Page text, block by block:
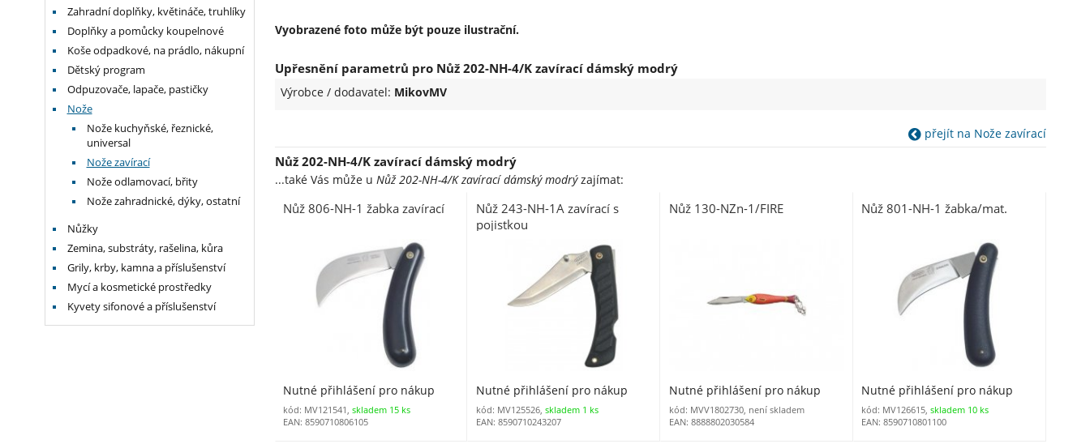
Vyobrazené foto může být pouze ilustrační.
Upřesnění parametrů pro Nůž 202-NH-4/K zavírací dámský modrý
Výrobce / dodavatel: MikovMV
přejít na Nože zavírací
Nůž 202-NH-4/K zavírací dámský modrý
...také Vás může u Nůž 202-NH-4/K zavírací dámský modrýzajímat:
Nůž 806-NH-1 žabka zavírací
Nutné přihlášení pro nákup
kód: MV121541,skladem 15 ks
EAN: 8590710806105
Nůž 243-NH-1A zavírací s
pojistkou
Nutné přihlášení pro nákup
kód: MV125526, skladem 1 ks
EAN: 8590710243207
Nůž 130-NZn-1/FIRE
Nutné přihlášení pro nákup
kód: MVV1802730, není skladem
EAN: 8888802030584
Nůž 801-NH-1 žabka/mat.
Nutné přihlášení pro nákup
kód: MV126615,skladem 10 ks
EAN: 8590710801100
Zahradní doplňky, květináče, truhlíky
Doplňky a pomůcky koupelnové
Koše odpadkové, na prádlo, nákupní
Dětský program
Odpuzovače, lapače, pastičky
Nože
Nože kuchyňské, řeznické,
universal
Nože zavírací
Nože odlamovací, břity
Nože zahradnické, dýky, ostatní
Nůžky
Zemina, substráty, rašelina, kůra
Grily, krby, kamna a příslušenství
Mycí a kosmetické prostředky
Kyvety sifonové a příslušenství